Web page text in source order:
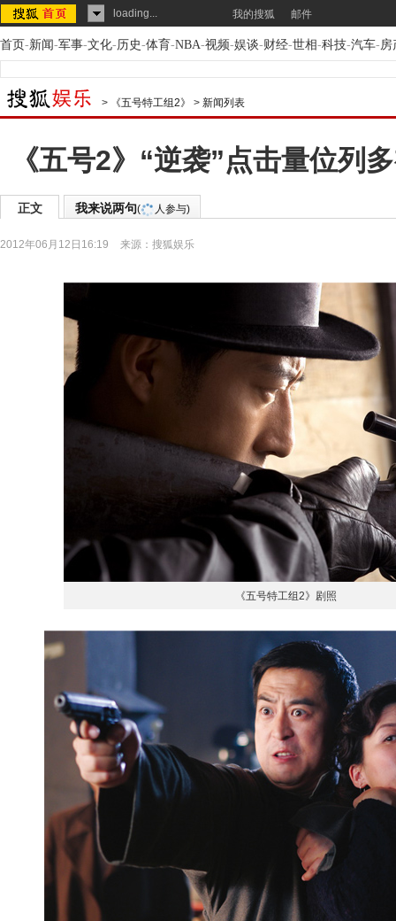
loading... 我的搜狐 邮件
首页-新闻-军事-文化-历史-体育-NBA-视频-娱谈-财经-世相-科技-汽车-房
> 《五号特工组2》 > 新闻列表
《五号2》“逆袭”点击量位列
正文 我来说两句( 人参与)
2012年06月12日16:19 来源： 搜狐娱乐
《五号特工组2》剧照